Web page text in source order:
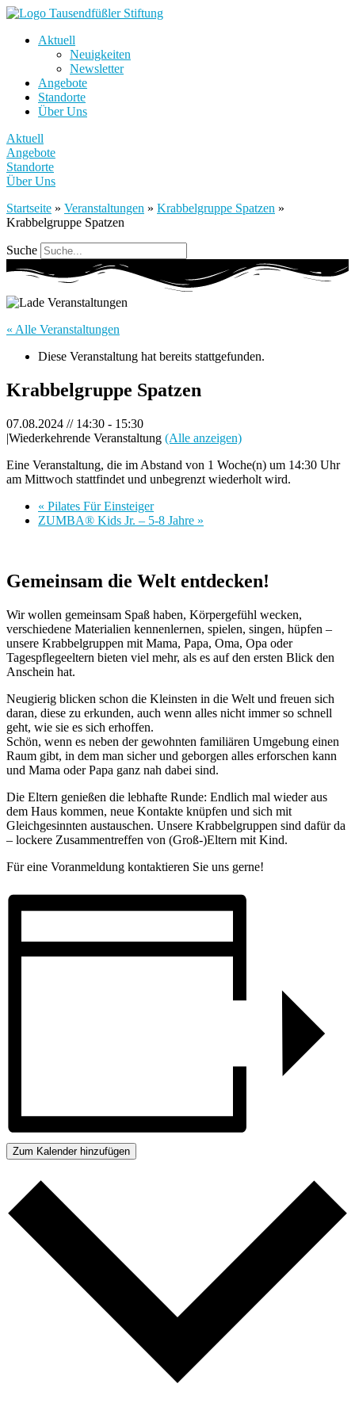
Aktuell
Neuigkeiten
Newsletter
Angebote
Standorte
Über Uns
Aktuell
Angebote
Standorte
Über Uns
Startseite » Veranstaltungen » Krabbelgruppe Spatzen »
Krabbelgruppe Spatzen
Suche
« Alle Veranstaltungen
Diese Veranstaltung hat bereits stattgefunden.
Krabbelgruppe Spatzen
07.08.2024 // 14:30 - 15:30
|Wiederkehrende Veranstaltung (Alle anzeigen)
Eine Veranstaltung, die im Abstand von 1 Woche(n) um 14:30 Uhr
am Mittwoch stattfindet und unbegrenzt wiederholt wird.
« Pilates Für Einsteiger
ZUMBA® Kids Jr. – 5-8 Jahre »
Gemeinsam die Welt entdecken!
Wir wollen gemeinsam Spaß haben, Körpergefühl wecken,
verschiedene Materialien kennenlernen, spielen, singen, hüpfen –
unsere Krabbelgruppen mit Mama, Papa, Oma, Opa oder
Tagespflegeeltern bieten viel mehr, als es auf den ersten Blick den
Anschein hat.
Neugierig blicken schon die Kleinsten in die Welt und freuen sich
daran, diese zu erkunden, auch wenn alles nicht immer so schnell
geht, wie sie es sich erhoffen.
Schön, wenn es neben der gewohnten familiären Umgebung einen
Raum gibt, in dem man sicher und geborgen alles erforschen kann
und Mama oder Papa ganz nah dabei sind.
Die Eltern genießen die lebhafte Runde: Endlich mal wieder aus
dem Haus kommen, neue Kontakte knüpfen und sich mit
Gleichgesinnten austauschen. Unsere Krabbelgruppen sind dafür da
– lockere Zusammentreffen von (Groß-)Eltern mit Kind.
Für eine Voranmeldung kontaktieren Sie uns gerne!
Zum Kalender hinzufügen